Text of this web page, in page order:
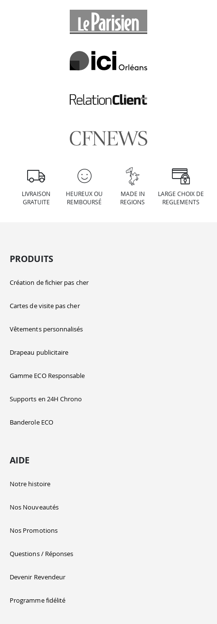
LIVRAISON
GRATUITE
HEUREUX OU
REMBOURSÉ
MADE IN
REGIONS
LARGE CHOIX DE
REGLEMENTS
PRODUITS
Création de fichier pas cher
Cartes de visite pas cher
Vêtements personnalisés
Drapeau publicitaire
Gamme ECO Responsable
Supports en 24H Chrono
Banderole ECO
AIDE
Notre histoire
Nos Nouveautés
Nos Promotions
Questions / Réponses
Devenir Revendeur
Programme fidélité